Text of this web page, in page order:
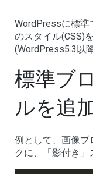
WordPressに標準
のスタイル(CSS)
(WordPress5.3以
標準ブ
ルを追
例として、画像ブ
クに、「影付き」